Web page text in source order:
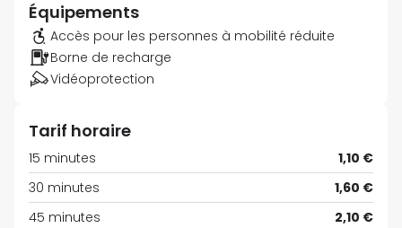
Équipements
Accès pour les personnes à mobilité réduite
Borne de recharge
Vidéoprotection
Tarif horaire
15 minutes
1,10 €
30 minutes
1,60 €
45 minutes
2,10 €